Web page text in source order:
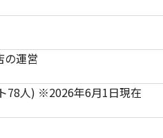
の運営
78人) ※2026年6月1日現在